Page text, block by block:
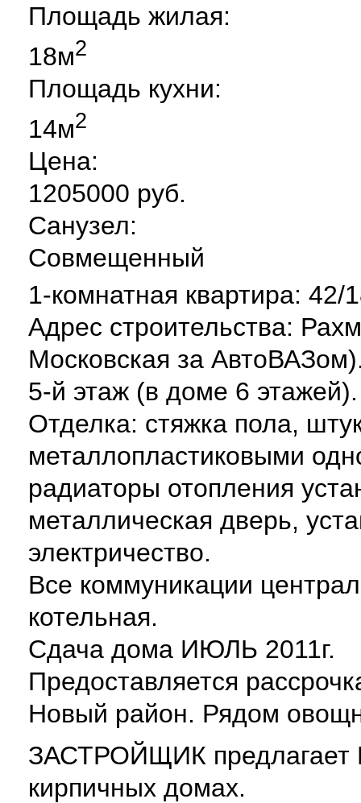
Площадь жилая:
18м2
Площадь кухни:
14м2
Цена:
1205000 руб.
Санузел:
Совмещенный
1-комнатная квартира: 42/
Адрес строительства:
Московская за
5-й этаж (в доме 6
Отделка: стяжка пола,
металлопластиковыми
радиаторы отопления
металлическая дверь,
электричество.
Все коммуникации
котельная.
Сдача дома ИЮЛЬ 2011г.
Предоставляется
Новый район. Рядом
ЗАСТРОЙЩИК предлагает
кирпичных домах.